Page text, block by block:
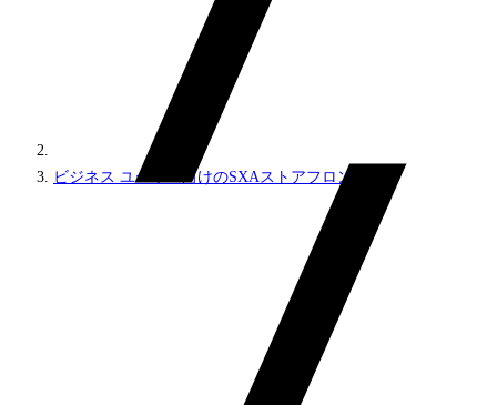
ビジネス ユーザー向けのSXAストアフロント